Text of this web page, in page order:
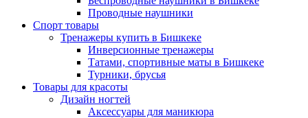
Проводные наушники
Спорт товары
Тренажеры купить в Бишкеке
Инверсионные тренажеры
Татами, спортивные маты в Бишкеке
Турники, брусья
Товары для красоты
Дизайн ногтей
Аксессуары для маникюра